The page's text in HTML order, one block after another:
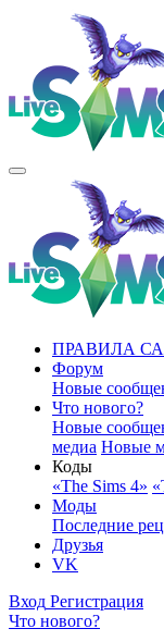
ПРАВИЛА
Форум
Новые
Что нового?
Новые
медиа Новые
Коды
«The Sims 4»
Моды
Последние
Друзья
VK
Вход Регистрация
Что нового?